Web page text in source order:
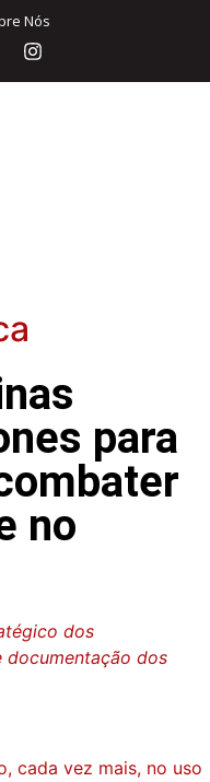
Nós
para
no
dos
documentação dos
cada vez mais, no uso